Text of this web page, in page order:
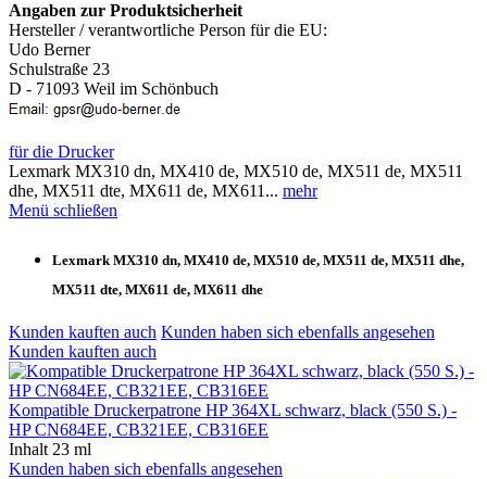
Angaben zur Produktsicherheit
Hersteller / verantwortliche Person für die EU:
Udo Berner
Schulstraße 23
D - 71093 Weil im Schönbuch
für die Drucker
Lexmark MX310 dn, MX410 de, MX510 de, MX511 de, MX511
dhe, MX511 dte, MX611 de, MX611... mehr
Menü schließen
Lexmark MX310 dn, MX410 de, MX510 de, MX511 de, MX511 dhe,
MX511 dte, MX611 de, MX611 dhe
Kunden kauften auch Kunden haben sich ebenfalls angesehen
Kunden kauften auch
Kompatible Druckerpatrone HP 364XL schwarz, black (550 S.) -
HP CN684EE, CB321EE, CB316EE
Inhalt 23 ml
Kunden haben sich ebenfalls angesehen